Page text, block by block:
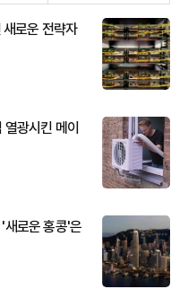
로운 전략자
광시킨 메이
새로운 홍콩'은